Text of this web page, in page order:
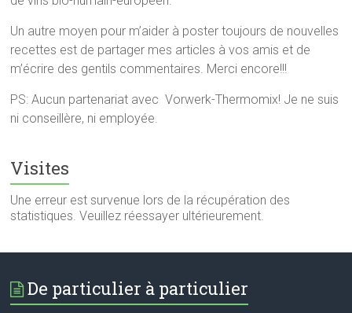
Un autre moyen pour m’aider à poster toujours de nouvelles
recettes est de partager mes articles à vos amis et de
m’écrire des gentils commentaires. Merci encore!!!
PS: Aucun partenariat avec Vorwerk-Thermomix! Je ne suis
ni conseillère, ni employée.
Visites
Une erreur est survenue lors de la récupération des
statistiques. Veuillez réessayer ultérieurement.
De particulier à particulier